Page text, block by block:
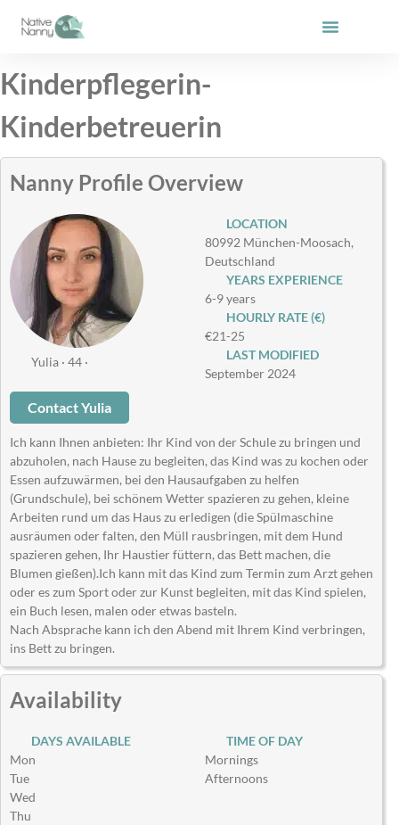
Kinderpflegerin-
Kinderbetreuerin
Nanny Profile Overview
Yulia · 44 ·
LOCATION
80992 München-Moosach,
Deutschland
YEARS EXPERIENCE
6-9 years
HOURLY RATE (€)
€21-25
LAST MODIFIED
September 2024
Contact Yulia
Ich kann Ihnen anbieten: Ihr Kind von der Schule zu bringen und
abzuholen, nach Hause zu begleiten, das Kind was zu kochen oder
Essen aufzuwärmen, bei den Hausaufgaben zu helfen
(Grundschule), bei schönem Wetter spazieren zu gehen, kleine
Arbeiten rund um das Haus zu erledigen (die Spülmaschine
ausräumen oder falten, den Müll rausbringen, mit dem Hund
spazieren gehen, Ihr Haustier füttern, das Bett machen, die
Blumen gießen).Ich kann mit das Kind zum Termin zum Arzt gehen
oder es zum Sport oder zur Kunst begleiten, mit das Kind spielen,
ein Buch lesen, malen oder etwas basteln.
Nach Absprache kann ich den Abend mit Ihrem Kind verbringen,
ins Bett zu bringen.
Availability
DAYS AVAILABLE
Mon
Tue
Wed
Thu
TIME OF DAY
Mornings
Afternoons